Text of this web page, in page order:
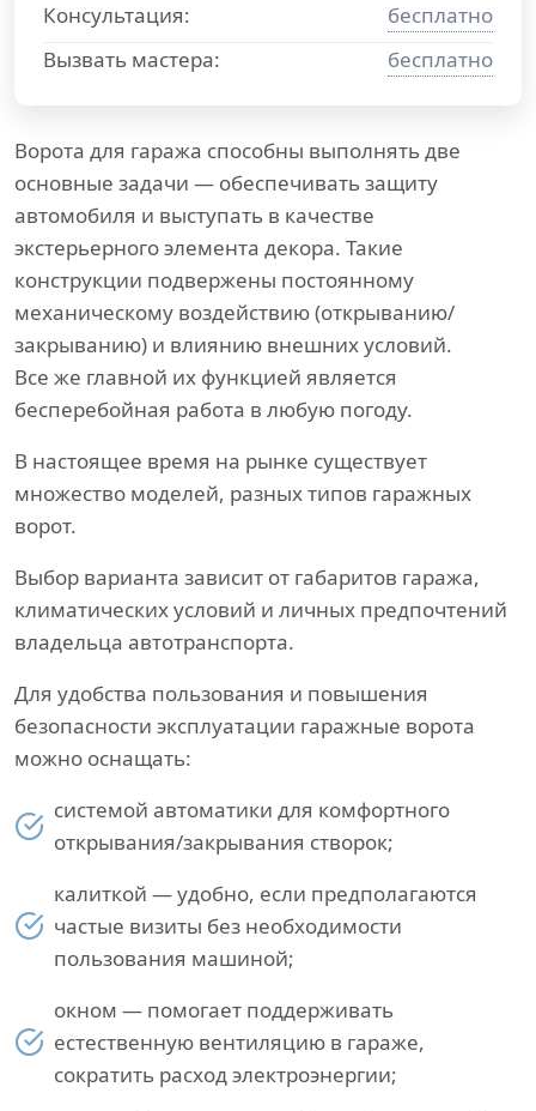
Ворота для гаража способны выполнять две
основные задачи — обеспечивать защиту
автомобиля и выступать в качестве
экстерьерного элемента декора. Такие
конструкции подвержены постоянному
механическому воздействию (открыванию/
закрыванию) и влиянию внешних условий.
Все же главной их функцией является
бесперебойная работа в любую погоду.
В настоящее время на рынке существует
множество моделей, разных типов гаражных
ворот.
Выбор варианта зависит от габаритов гаража,
климатических условий и личных предпочтений
владельца автотранспорта.
Для удобства пользования и повышения
безопасности эксплуатации гаражные ворота
можно оснащать:
Консультация:
бесплатно
Вызвать мастера:
бесплатно
системой автоматики для комфортного
открывания/закрывания створок;
калиткой — удобно, если предполагаются
частые визиты без необходимости
пользования машиной;
окном — помогает поддерживать
естественную вентиляцию в гараже,
сократить расход электроэнергии;